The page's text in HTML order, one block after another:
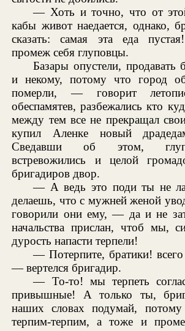
— Хоть и точно, что от
кабы живот наедается, однако,
сказать: самая эта еда
промеж себя глуповцы.
Базары опустели, продавать
и некому, потому что город
померли, — говорит
обеспамятев, разбежались кто
между тем все не прекращал
купил Аленке новый
Сведавши об этом,
встревожились и целой
бригадиров двор.
— А ведь это поди ты не
делаешь, что с мужней женой
говорили они ему, — да и не
начальства прислан, чтоб мы,
дурость напасти терпели!
— Потерпите, братики! всего
— вертелся бригадир.
— То-то! мы терпеть
привышные! А только ты,
наших словах подумай,
терпим-терпим, а тоже и